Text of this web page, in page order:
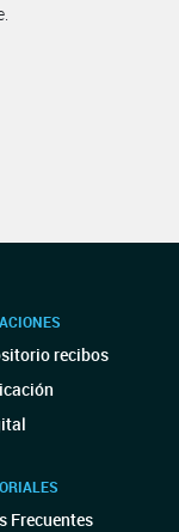
recibos
Frecuentes